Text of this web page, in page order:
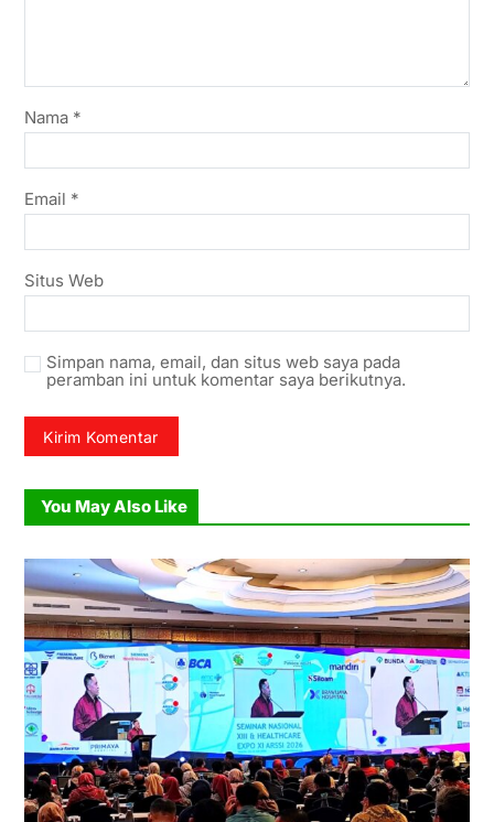
Nama *
Email *
Situs Web
Simpan nama, email, dan situs web saya pada
peramban ini untuk komentar saya berikutnya.
You May Also Like